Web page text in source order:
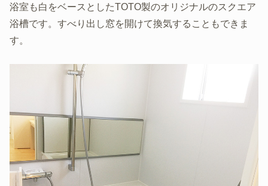
浴室も白をベースとしたTOTO製のオリジナルのスクエア
浴槽です。すべり出し窓を開けて換気することもできま
す。